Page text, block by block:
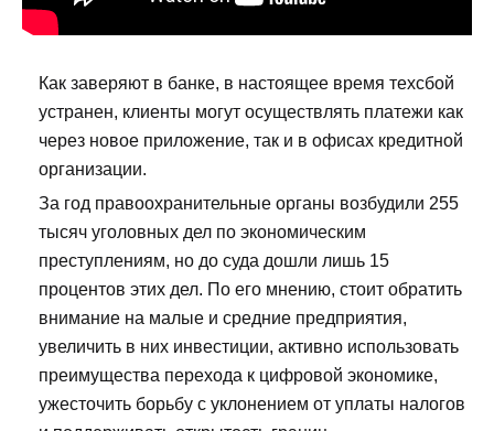
Как заверяют в банке, в настоящее время техсбой
устранен, клиенты могут осуществлять платежи как
через новое приложение, так и в офисах кредитной
организации.
За год правоохранительные органы возбудили 255
тысяч уголовных дел по экономическим
преступлениям, но до суда дошли лишь 15
процентов этих дел. По его мнению, стоит обратить
внимание на малые и средние предприятия,
увеличить в них инвестиции, активно использовать
преимущества перехода к цифровой экономике,
ужесточить борьбу с уклонением от уплаты налогов